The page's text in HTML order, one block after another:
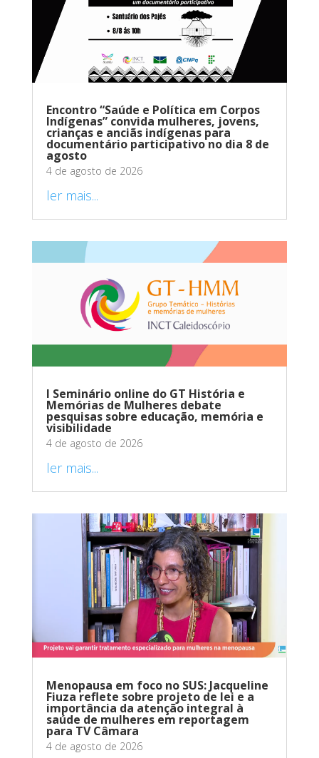
Encontro “Saúde e Política em Corpos
Indígenas” convida mulheres, jovens,
crianças e anciãs indígenas para
documentário participativo no dia 8 de
agosto
4 de agosto de 2026
ler mais...
I Seminário online do GT História e
Memórias de Mulheres debate
pesquisas sobre educação, memória e
visibilidade
4 de agosto de 2026
ler mais...
Menopausa em foco no SUS: Jacqueline
Fiuza reflete sobre projeto de lei e a
importância da atenção integral à
saúde de mulheres em reportagem
para TV Câmara
4 de agosto de 2026